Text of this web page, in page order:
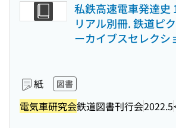
私鉄高速電車発達史
リアル別冊. 鉄道ピ
ーカイブスセレクシ
紙 図書
電気車研究会鉄道図書刊行会2022.5